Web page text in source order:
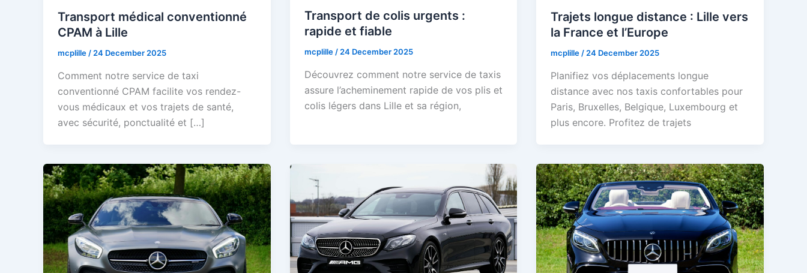
Transport médical conventionné
CPAM à Lille
mcplille / 24 December 2025
Comment notre service de taxi
conventionné CPAM facilite vos rendez-
vous médicaux et vos trajets de santé,
avec sécurité, ponctualité et […]
Transport de colis urgents :
rapide et fiable
mcplille / 24 December 2025
Découvrez comment notre service de taxis
assure l’acheminement rapide de vos plis et
colis légers dans Lille et sa région,
Trajets longue distance : Lille vers
la France et l’Europe
mcplille / 24 December 2025
Planifiez vos déplacements longue
distance avec nos taxis confortables pour
Paris, Bruxelles, Belgique, Luxembourg et
plus encore. Profitez de trajets